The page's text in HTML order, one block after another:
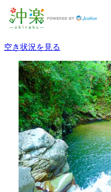
空き状況を見る